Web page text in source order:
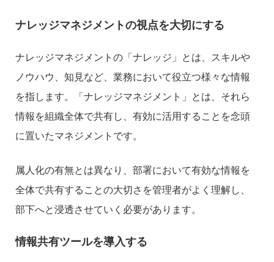
ナレッジマネジメントの視点を大切にする
ナレッジマネジメントの「ナレッジ」とは、スキルや
ノウハウ、知見など、業務において役立つ様々な情報
を指します。「ナレッジマネジメント」とは、それら
情報を組織全体で共有し、有効に活用することを念頭
に置いたマネジメントです。
属人化の有無とは異なり、部署において有効な情報を
全体で共有することの大切さを管理者がよく理解し、
部下へと浸透させていく必要があります。
情報共有ツールを導入する